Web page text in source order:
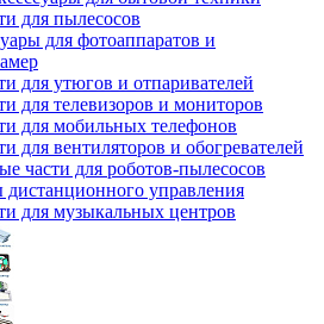
для пылесосов
для фотоаппаратов и
для утюгов и отпаривателей
для телевизоров и мониторов
для мобильных телефонов
для вентиляторов и обогревателей
части для роботов-пылесосов
дистанционного управления
для музыкальных центров